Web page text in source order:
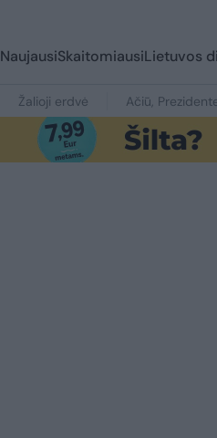
NaujausiSkaitomiausiLietuvos
Žalioji erdvė Ačiū,